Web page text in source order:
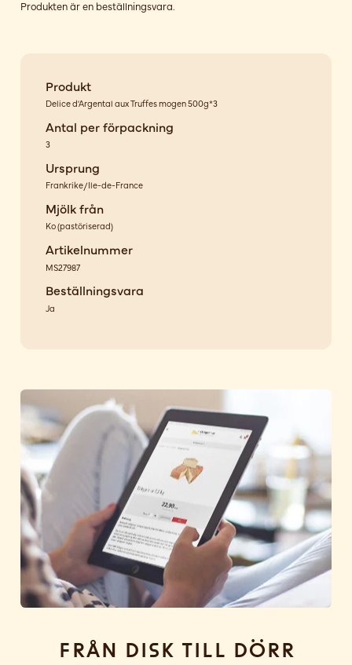
Produkten är en beställningsvara.
Produkt
Delice d'Argental aux Truffes mogen 500g*3
Antal per förpackning
3
Ursprung
Frankrike/Ile-de-France
Mjölk från
Ko(pastöriserad)
Artikelnummer
MS27987
Beställningsvara
Ja
Från disk till dörr